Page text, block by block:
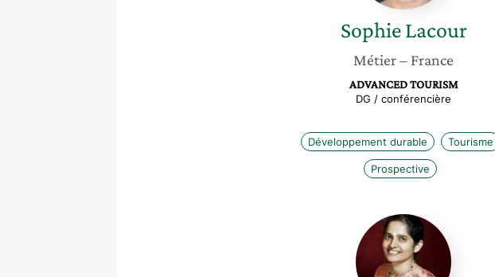
Sophie Lacour
Métier– France
ADVANCED TOURISM
DG / conférencière
Développement durable Tourisme
Prospective
Bhavani
Rao